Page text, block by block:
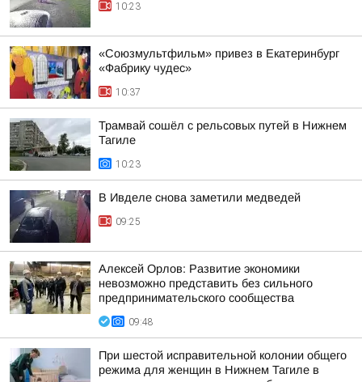
10:23
«Союзмультфильм» привез в Екатеринбург
«Фабрику чудес»
10:37
Трамвай сошёл с рельсовых путей в Нижнем
Тагиле
10:23
В Ивделе снова заметили медведей
09:25
Алексей Орлов: Развитие экономики
невозможно представить без сильного
предпринимательского сообщества
09:48
При шестой исправительной колонии общего
режима для женщин в Нижнем Тагиле в